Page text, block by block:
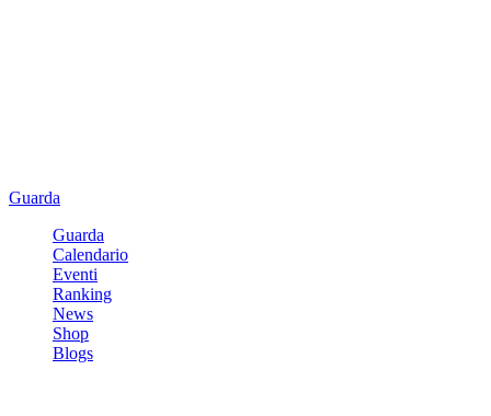
Guarda
Guarda
Calendario
Eventi
Ranking
News
Shop
Blogs